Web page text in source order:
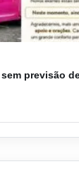
previsão